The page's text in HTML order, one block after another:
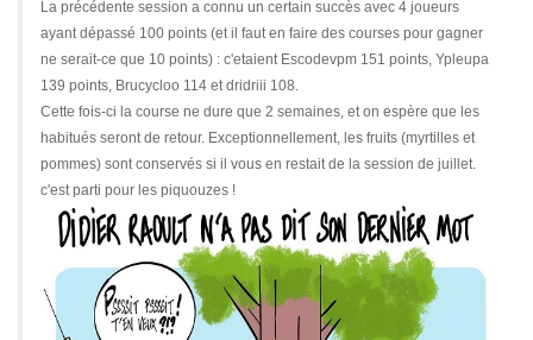
La précédente session a connu un certain succès avec 4 joueurs
ayant dépassé 100 points (et il faut en faire des courses pour gagner
ne serait-ce que 10 points) : c'etaient Escodevpm 151 points, Ypleupa
139 points, Brucycloo 114 et dridriii 108.
Cette fois-ci la course ne dure que 2 semaines, et on espère que les
habitués seront de retour. Exceptionnellement, les fruits (myrtilles et
pommes) sont conservés si il vous en restait de la session de juillet.
c'est parti pour les piquouzes !